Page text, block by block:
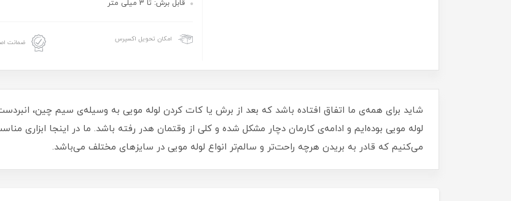
قابل برش: تا 3 میلی متر
امکان تحویل اکسپرس ضمانت
شاید برای همه‌ی ما اتفاق افتاده باشد که بعد از برش یا کات کردن لوله مویی به وسیله‌ی سیم چین،
لوله مویی بوده‌ایم و ادامه‌ی کارمان دچار مشکل شده و کلی از وقتمان هدر رفته باشد. ما در اینجا ابزاری
می‌کنیم که قادر به بریدن هرچه راحت‌تر و سالم‌تر انواع لوله مویی در سایزهای مختلف می‌باشد.